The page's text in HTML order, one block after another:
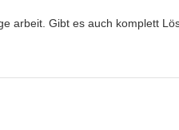
arbeit. Gibt es auch komplett